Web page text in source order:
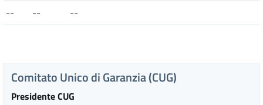
--
-- --
Comitato Unico di Garanzia (CUG)
Presidente CUG